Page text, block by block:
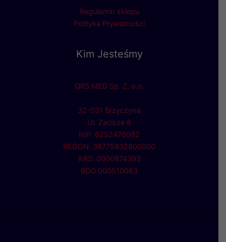
Regulamin sklepu
Polityka Prywatności
Kim Jesteśmy
QRS MED Sp. Z. o.o.
32-031 Brzyczyna
Ul. Zacisze 6
NIP: 6252476082
REGON: 38775932800000
KRS: 0000874393
BDO 000510063